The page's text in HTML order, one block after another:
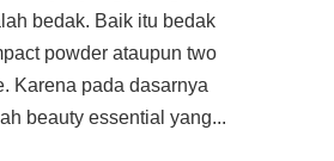
bedak. Baik itu bedak
powder ataupun two
Karena pada dasarnya
beauty essential yang...